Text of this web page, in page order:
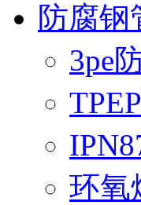
防腐钢
3pe
环氧